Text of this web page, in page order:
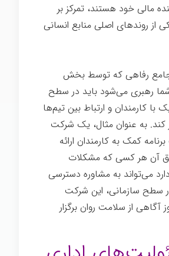
مالی خود هستند، تمرکز بر
از روندهای اصلی منابع انسانی
رفاهی که توسط بخش
شما رهبری می‌شود باید در سطح
با کارمندان و ارتباط بین تیم‌ها
به عنوان مثال، یک شرکت
کمک به کارمندان ارائه
آن هر کسی که مشکلات
می‌تواند به مشاوره دسترسی
سطح سازمانی، این شرکت
آگاهی از سلامت روان برگزار